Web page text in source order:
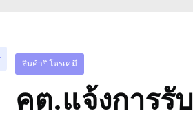
สินค้าปิโตรเคมี
คต.แจ้งการรั